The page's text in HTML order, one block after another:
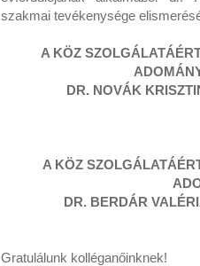
szakmai tevékenysége
A KÖZ
DR. NOVÁK
A KÖZ
DR. BERDÁR
Gratulálunk kolléganőinknek!